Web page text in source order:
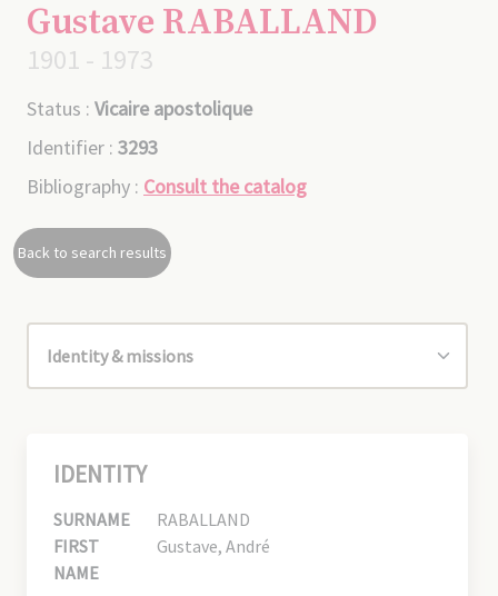
Gustave RABALLAND
1901 - 1973
Status : Vicaire apostolique
Identifier : 3293
Bibliography : Consult the catalog
Back to search results
IDENTITY
SURNAME
RABALLAND
FIRST
NAME
Gustave, André